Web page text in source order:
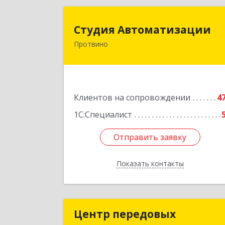
Студия Автоматизации
Протвино
Клиентов на сопровождении
1С:Специалист
Отправить заявку
Показать контакты
142281, Московская обл, Протвино г,
Отправить заявку
Назад
Центр передовых
Центр передовых